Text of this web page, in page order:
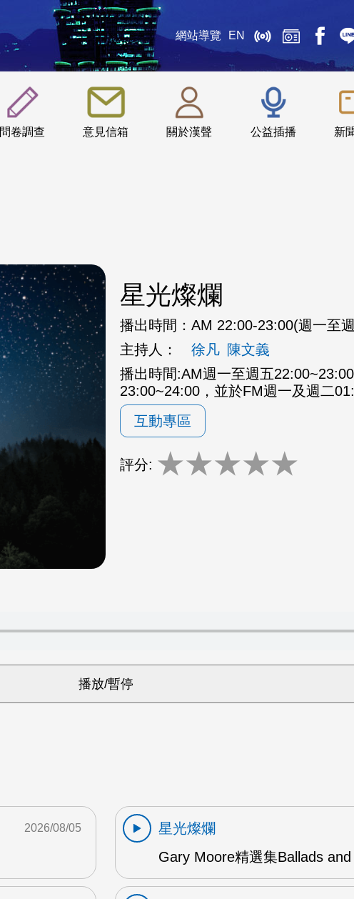
網站導覽 EN
問卷調查 意見信箱 關於漢聲 公益插播 新
:::
星光燦爛
播出時間： AM 22:00-23:00(週一至
主持人：
徐凡 陳文義
播出時間:AM週一至週五
23:00~24:00，並於FM週一及週二
互動專區
評分: ★★★★★
2026/08/05
星光燦爛
Gary Moore精選集Ballads and